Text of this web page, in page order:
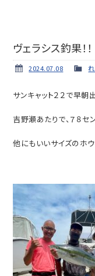
ヴェラシス釣果！！
2024.07.08
サンキャット２２で早朝
吉野瀬あたりで、７８セ
他にもいいサイズのホ